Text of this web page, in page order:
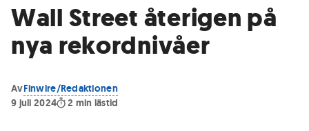
Wall Street återigen på
nya rekordnivåer
AvFinwire/Redaktionen
9 juli 2024
2 min lästid